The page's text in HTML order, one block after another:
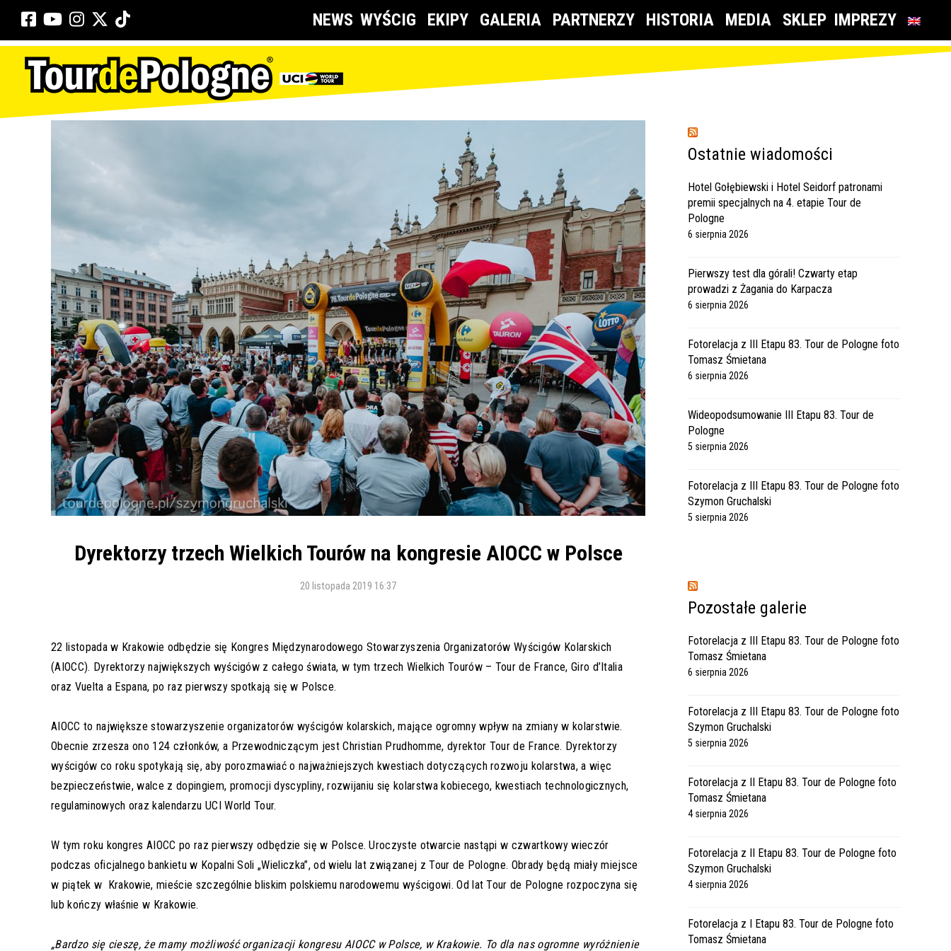
NEWS WYŚCIG EKIPY GALERIA PARTNERZY HISTORIA MEDIA SKLEP IMPREZY
Dyrektorzy trzech Wielkich Tourów na kongresie AIOCC w Polsce
20 listopada 2019 16:37
22 listopada w Krakowie odbędzie się Kongres Międzynarodowego Stowarzyszenia Organizatorów Wyścigów Kolarskich
(AIOCC). Dyrektorzy największych wyścigów z całego świata, w tym trzech Wielkich Tourów – Tour de France, Giro d’Italia
oraz Vuelta a Espana, po raz pierwszy spotkają się w Polsce.
AIOCC to największe stowarzyszenie organizatorów wyścigów kolarskich, mające ogromny wpływ na zmiany w kolarstwie.
Obecnie zrzesza ono 124 członków, a Przewodniczącym jest Christian Prudhomme, dyrektor Tour de France. Dyrektorzy
wyścigów co roku spotykają się, aby porozmawiać o najważniejszych kwestiach dotyczących rozwoju kolarstwa, a więc
bezpieczeństwie, walce z dopingiem, promocji dyscypliny, rozwijaniu się kolarstwa kobiecego, kwestiach technologicznych,
regulaminowych oraz kalendarzu UCI World Tour.
W tym roku kongres AIOCC po raz pierwszy odbędzie się w Polsce. Uroczyste otwarcie nastąpi w czwartkowy wieczór
podczas oficjalnego bankietu w Kopalni Soli „Wieliczka”, od wielu lat związanej z Tour de Pologne. Obrady będą miały miejsce
w piątek w Krakowie, mieście szczególnie bliskim polskiemu narodowemu wyścigowi. Od lat Tour de Pologne rozpoczyna się
lub kończy właśnie w Krakowie.
„Bardzo się cieszę, że mamy możliwość organizacji kongresu AIOCC w Polsce, w Krakowie. To dla nas ogromne wyróżnienie
Ostatnie wiadomości
Hotel Gołębiewski i Hotel Seidorf patronami
premii specjalnych na 4. etapie Tour de
Pologne
6 sierpnia 2026
Pierwszy test dla górali! Czwarty etap
prowadzi z Żagania do Karpacza
6 sierpnia 2026
Fotorelacja z III Etapu 83. Tour de Pologne foto
Tomasz Śmietana
6 sierpnia 2026
Wideopodsumowanie III Etapu 83. Tour de
Pologne
5 sierpnia 2026
Fotorelacja z III Etapu 83. Tour de Pologne foto
Szymon Gruchalski
5 sierpnia 2026
Pozostałe galerie
Fotorelacja z III Etapu 83. Tour de Pologne foto
Tomasz Śmietana
6 sierpnia 2026
Fotorelacja z III Etapu 83. Tour de Pologne foto
Szymon Gruchalski
5 sierpnia 2026
Fotorelacja z II Etapu 83. Tour de Pologne foto
Tomasz Śmietana
4 sierpnia 2026
Fotorelacja z II Etapu 83. Tour de Pologne foto
Szymon Gruchalski
4 sierpnia 2026
Fotorelacja z I Etapu 83. Tour de Pologne foto
Tomasz Śmietana